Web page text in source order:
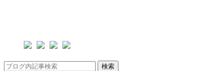
検索